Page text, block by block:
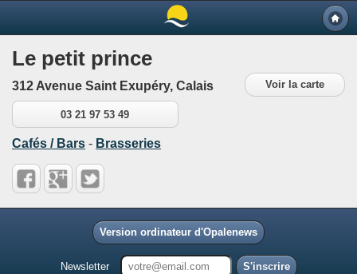
Le petit prince
Voir la carte
312 Avenue Saint Exupéry, Calais
03 21 97 53 49
Cafés / Bars - Brasseries
Version ordinateur d'Opalenews
Newsletter S'inscrire